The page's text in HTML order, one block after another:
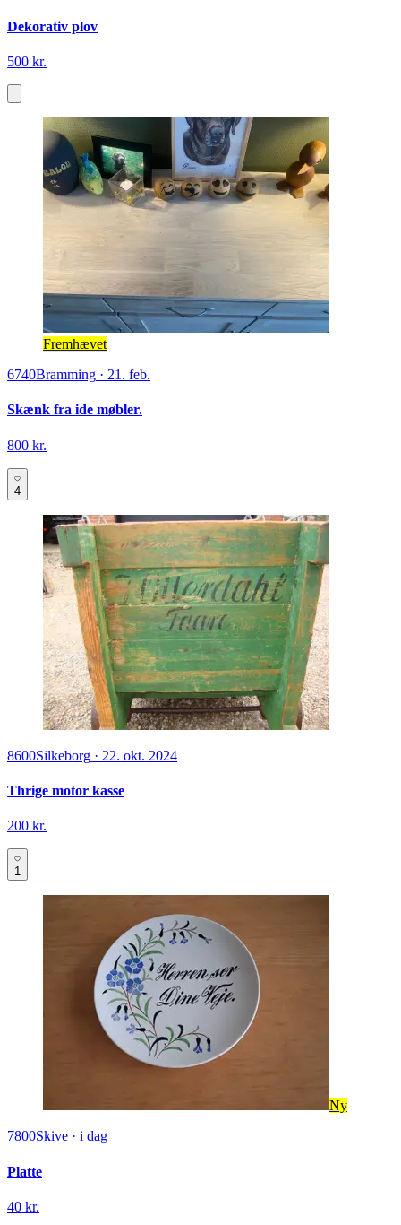
Dekorativ plov
500 kr.
Fremhævet
6740Bramming · 21. feb.
Skænk fra ide møbler.
800 kr.
4
8600Silkeborg · 22. okt. 2024
Thrige motor kasse
200 kr.
1
Ny
7800Skive · i dag
Platte
40 kr.